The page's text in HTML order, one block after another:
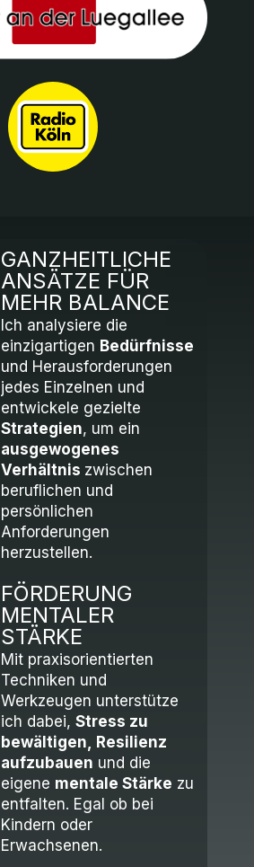
GANZHEITLICHE
ANSÄTZE FÜR
MEHR BALANCE
Ich analysiere die
einzigartigen Bedürfnisse
und Herausforderungen
jedes Einzelnen und
entwickele gezielte
Strategien, um ein
ausgewogenes
Verhältnis zwischen
beruflichen und
persönlichen
Anforderungen
herzustellen.
FÖRDERUNG
MENTALER
STÄRKE
Mit praxisorientierten
Techniken und
Werkzeugen unterstütze
ich dabei,Stress zu
bewältigen, Resilienz
aufzubauen und die
eigene mentale Stärke zu
entfalten. Egal ob bei
Kindern oder
Erwachsenen.